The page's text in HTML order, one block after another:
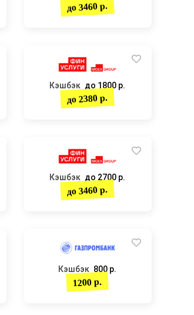
до 3460 р.
Кэшбэк до 1800 р.
до 2380 р.
Кэшбэк до 2700 р.
до 3460 р.
Кэшбэк 800 р.
1200 р.